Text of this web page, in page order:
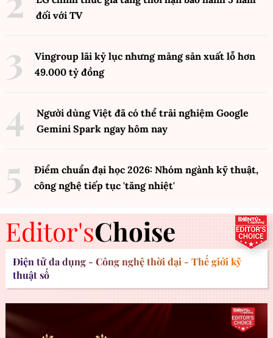
đối với TV
Vingroup lãi kỷ lục nhưng mảng sản xuất lỗ hơn
49.000 tỷ đồng
Người dùng Việt đã có thể trải nghiệm Google
Gemini Spark ngay hôm nay
Điểm chuẩn đại học 2026: Nhóm ngành kỹ thuật,
công nghệ tiếp tục 'tăng nhiệt'
Editor'sChoise
Điện tử đa dụng - Công nghệ thời đại - Thế giới kỹ
thuật số